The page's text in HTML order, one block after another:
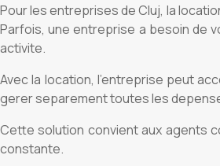
Pour les entreprises de Cluj, la
Parfois, une entreprise a besoin de
activite.
Avec la location, l'entreprise peut
gerer separement toutes les
Cette solution convient aux agents
constante.